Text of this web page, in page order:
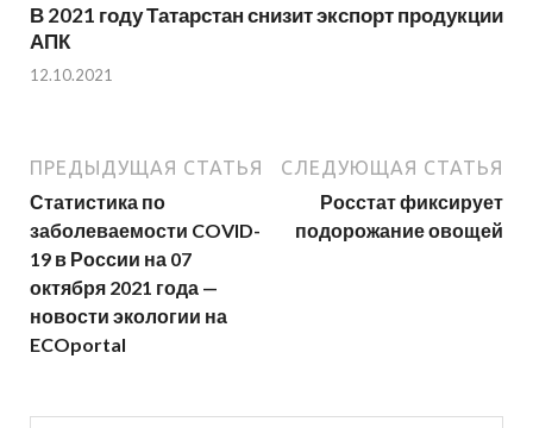
В 2021 году Татарстан снизит экспорт продукции
АПК
12.10.2021
ПРЕДЫДУЩАЯ СТАТЬЯ
Статистика по
заболеваемости COVID-
19 в России на 07
октября 2021 года —
новости экологии на
ECOportal
СЛЕДУЮЩАЯ СТАТЬЯ
Росстат фиксирует
подорожание овощей